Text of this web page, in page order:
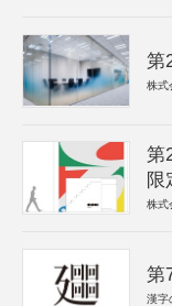
第
株式
第
限
株式
第
漢字